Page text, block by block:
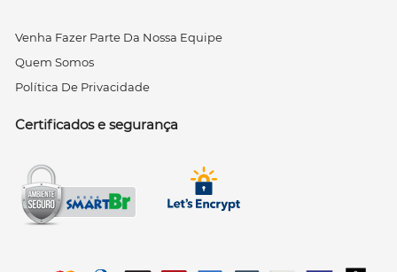
Venha Fazer Parte Da Nossa Equipe
Quem Somos
Política De Privacidade
Certificados e segurança